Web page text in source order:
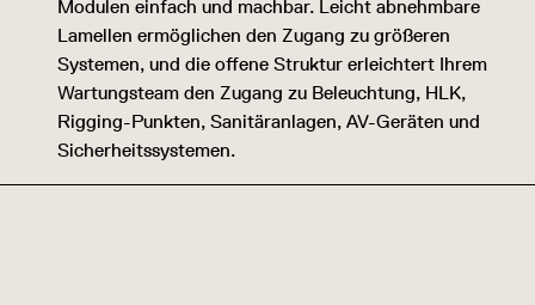
Modulen einfach und machbar. Leicht abnehmbare
Lamellen ermöglichen den Zugang zu größeren
Systemen, und die offene Struktur erleichtert Ihrem
Wartungsteam den Zugang zu Beleuchtung, HLK,
Rigging-Punkten, Sanitäranlagen, AV-Geräten und
Sicherheitssystemen.